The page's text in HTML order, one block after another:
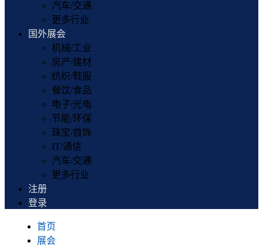
汽车/交通
更多行业
国外展会
机械/工业
房产/建材
纺织/鞋服
餐饮/食品
电子/光电
节能/环保
珠宝/首饰
IT/通信
汽车/交通
更多行业
注册
登录
首页
展会